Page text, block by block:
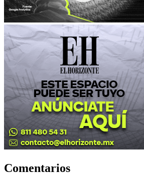
Comentarios